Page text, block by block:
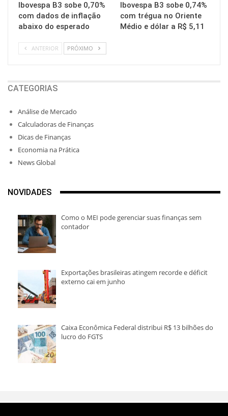
Ibovespa B3 sobe 0,70%
com dados de inflação
abaixo do esperado
Ibovespa B3 sobe 0,74%
com trégua no Oriente
Médio e dólar a R$ 5,11
ANTERIOR PRÓXIMO
CATEGORIAS
Análise de Mercado
Calculadoras de Finanças
Dicas de Finanças
Economia na Prática
News Global
NOVIDADES
Como o MEI pode gerenciar suas finanças sem
contador
Exportações brasileiras atingem recorde e déficit
externo cai em junho
Caixa Econômica Federal distribui R$ 13 bilhões do
lucro do FGTS